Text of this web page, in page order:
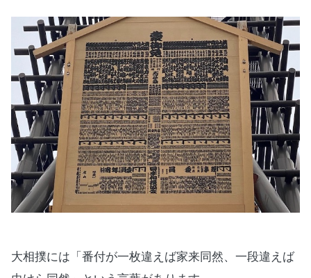
大相撲には「番付が一枚違えば家来同然、一段違えば